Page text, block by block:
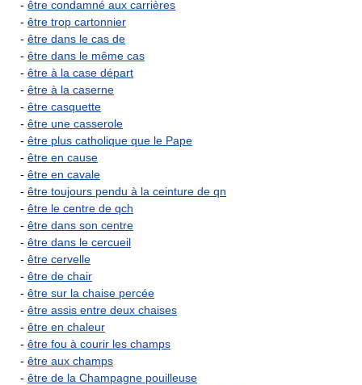
- être condamné aux carrières
- être trop cartonnier
- être dans le cas de
- être dans le même cas
- être à la case départ
- être à la caserne
- être casquette
- être une casserole
- être plus catholique que le Pape
- être en cause
- être en cavale
- être toujours pendu à la ceinture de qn
- être le centre de qch
- être dans son centre
- être dans le cercueil
- être cervelle
- être de chair
- être sur la chaise percée
- être assis entre deux chaises
- être en chaleur
- être fou à courir les champs
- être aux champs
- être de la Champagne pouilleuse